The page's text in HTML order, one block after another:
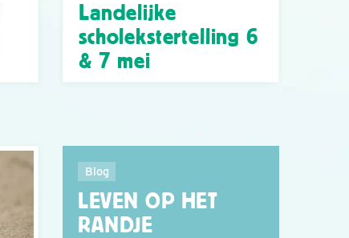
Landelijke
scholekstertelling 6
& 7 mei
Blog
LEVEN OP HET
RANDJE